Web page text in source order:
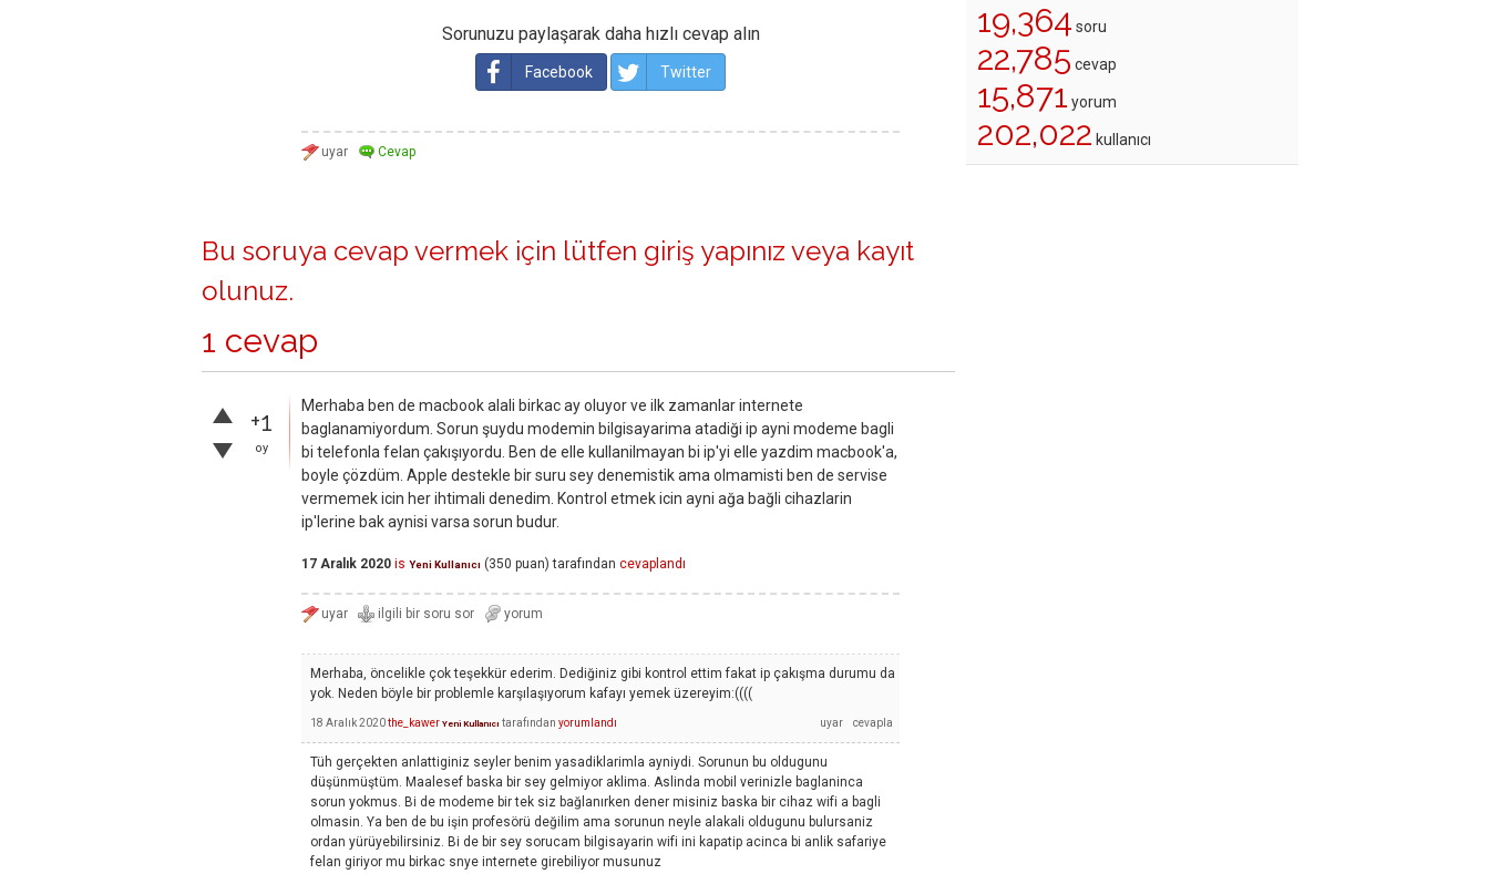
Sorunuzu paylaşarak daha hızlı cevap alın
Facebook Twitter
Bu soruya cevap vermek için lütfen giriş yapınız veya kayıt
olunuz.
1 cevap
+1
oy
Merhaba ben de macbook alali birkac ay oluyor ve ilk zamanlar internete
baglanamiyordum. Sorun şuydu modemin bilgisayarima atadiği ip ayni modeme bagli
bi telefonla felan çakışıyordu. Ben de elle kullanilmayan bi ip'yi elle yazdim macbook'a,
boyle çözdüm. Apple destekle bir suru sey denemistik ama olmamisti ben de servise
vermemek icin her ihtimali denedim. Kontrol etmek icin ayni ağa bağli cihazlarin
ip'lerine bak aynisi varsa sorun budur.
17 Aralık 2020 is Yeni Kullanıcı (350 puan) tarafından cevaplandı
Merhaba, öncelikle çok teşekkür ederim. Dediğiniz gibi kontrol ettim fakat ip çakışma durumu da
yok. Neden böyle bir problemle karşılaşıyorum kafayı yemek üzereyim:((((
18 Aralık 2020the_kawer Yeni Kullanıcı tarafından yorumlandı
Tüh gerçekten anlattiginiz seyler benim yasadiklarimla ayniydi. Sorunun bu oldugunu
düşünmüştüm. Maalesef baska bir sey gelmiyor aklima. Aslinda mobil verinizle baglaninca
sorun yokmus. Bi de modeme bir tek siz bağlanırken dener misiniz baska bir cihaz wifi a bagli
olmasin. Ya ben de bu işin profesörü değilim ama sorunun neyle alakali oldugunu bulursaniz
ordan yürüyebilirsiniz. Bi de bir sey sorucam bilgisayarin wifi ini kapatip acinca bi anlik safariye
felan giriyor mu birkac snye internete girebiliyor musunuz
19,364 soru
22,785 cevap
15,871 yorum
202,022 kullanıcı